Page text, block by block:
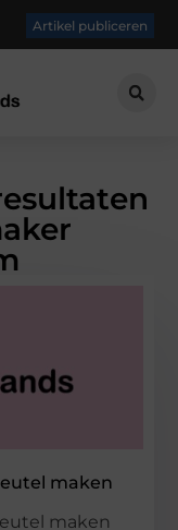
Artikel publiceren
maken
maken